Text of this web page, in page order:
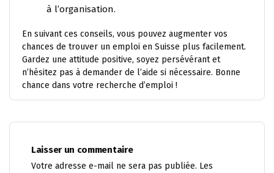
à l’organisation.
En suivant ces conseils, vous pouvez augmenter vos
chances de trouver un emploi en Suisse plus facilement.
Gardez une attitude positive, soyez persévérant et
n’hésitez pas à demander de l’aide si nécessaire. Bonne
chance dans votre recherche d’emploi !
Laisser un commentaire
Votre adresse e-mail ne sera pas publiée. Les